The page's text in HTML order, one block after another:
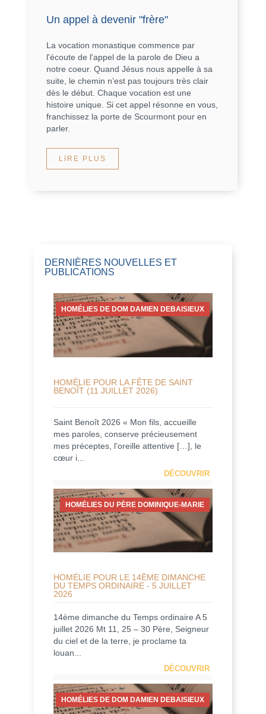
Un appel à devenir "frère"
La vocation monastique commence par
l'écoute de l'appel de la parole de Dieu a
notre coeur. Quand Jésus nous appelle à sa
suite, le chemin n’est pas toujours très clair
dès le début. Chaque vocation est une
histoire unique. Si cet appel résonne en vous,
franchissez la porte de Scourmont pour en
parler.
LIRE PLUS
DERNIÈRES NOUVELLES ET
PUBLICATIONS
HOMÉLIES DE DOM DAMIEN DEBAISIEUX
HOMÉLIE POUR LA FÊTE DE SAINT
BENOÎT (11 JUILLET 2026)
Saint Benoît 2026 « Mon fils, accueille
mes paroles, conserve précieusement
mes préceptes, l’oreille attentive […], le
cœur i...
DÉCOUVRIR
HOMÉLIES DU PÈRE DOMINIQUE-MARIE
HOMÉLIE POUR LE 14ÈME DIMANCHE
DU TEMPS ORDINAIRE - 5 JUILLET
2026
14ème dimanche du Temps ordinaire A 5
juillet 2026 Mt 11, 25 – 30 Père, Seigneur
du ciel et de la terre, je proclame ta
louan...
DÉCOUVRIR
HOMÉLIES DE DOM DAMIEN DEBAISIEUX